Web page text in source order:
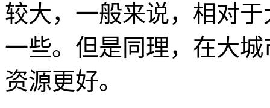
较大，一般来说，相对
一些。但是同理，在大
资源更好。